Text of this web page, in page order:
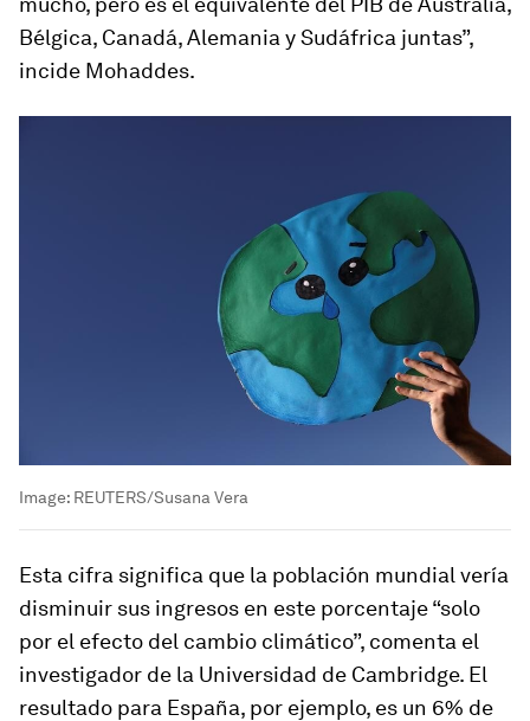
Bélgica, Canadá, Alemania y Sudáfrica juntas”,
incide Mohaddes.
Image: REUTERS/Susana Vera
Esta cifra significa que la población mundial vería
disminuir sus ingresos en este porcentaje “solo
por el efecto del cambio climático”, comenta el
investigador de la Universidad de Cambridge. El
resultado para España, por ejemplo, es un 6% de